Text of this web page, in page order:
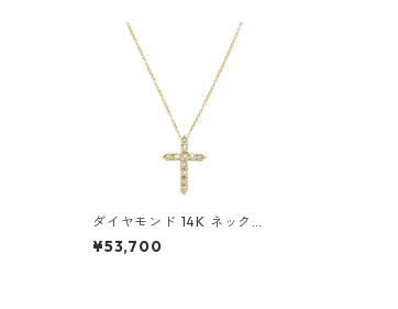
ダイヤモンド 14K ネックレ
スセット 45cm
¥53,700